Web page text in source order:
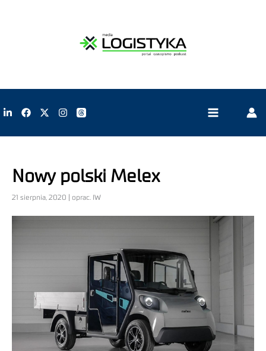
Nowy polski Melex
21 sierpnia, 2020 | oprac. IW